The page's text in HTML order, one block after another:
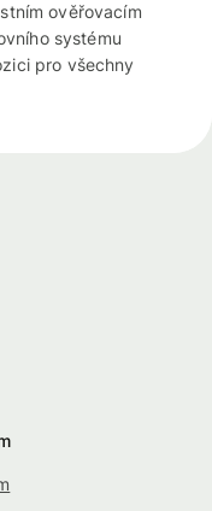
ověřovacím
systému
pro všechny